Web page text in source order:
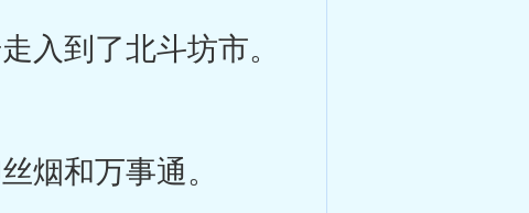
到了北斗坊市。
和万事通。